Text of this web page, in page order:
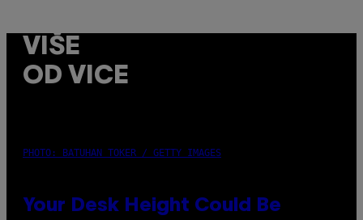
VIŠE
OD VICE
PHOTO: BATUHAN TOKER / GETTY IMAGES
Your Desk Height Could Be